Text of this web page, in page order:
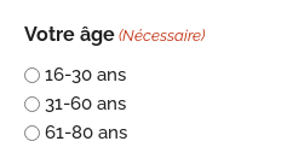
Votre âge (Nécessaire)
16-30 ans
31-60 ans
61-80 ans